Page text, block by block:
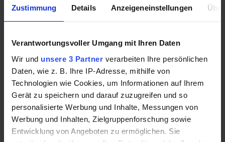
Zustimmung Details Anzeigeneinstellungen
Verantwortungsvoller Umgang mit Ihren Daten
Wir und unsere 3 Partner verarbeiten Ihre persönlichen
Daten, wie z. B. Ihre IP-Adresse, mithilfe von
Technologien wie Cookies, um Informationen auf Ihrem
Gerät zu speichern und darauf zuzugreifen und so
personalisierte Werbung und Inhalte, Messungen von
Werbung und Inhalten, Zielgruppenforschung sowie
Entwicklung von Angeboten zu ermöglichen. Sie
Shopify-Aktie: Ein echter
Wermutstropfen bleibt jedoch
Der einzig echte Wermutstropfen ist das negative
Nettoergebnis in Höhe von 273 Mio. US-Dollar. Dieses
wurde durch „andere Ausgaben“ im Zusammenhang
mit dem Verkauf des Logistik-Geschäfts negativ